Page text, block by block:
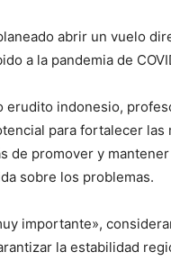
abrir un vuelo
a la pandemia de
erudito indonesio,
para fortalecer
de promover y
sobre los problemas.
importante»,
la estabilidad